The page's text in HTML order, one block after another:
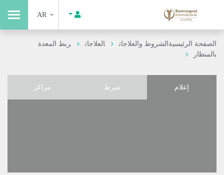
AR
الصفحة الرئيسيةالشروط والعلاجات العلاجات
ربط المعدة
بالمنظار
إعلام شرط مراكز